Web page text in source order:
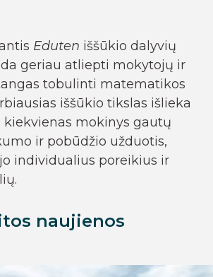
Eduten iššūkio dalyvių
geriau atliepti mokytojų ir
tobulinti matematikos
iššūkio tikslas išlieka
mokinys gautų
ir pobūdžio užduotis,
individualius poreikius ir
naujienos